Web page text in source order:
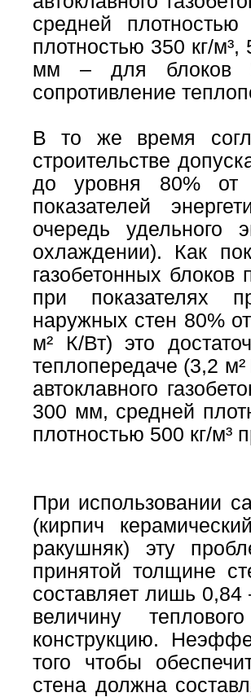
средней
плотностью 350 кг/
мм – для блоков
сопротивление
В то же время
строительстве
до уровня 80% от
показателей
очередь удельного
охлаждении). Как
газобетонных блоков
при показателях
наружных стен 80%
м² К/Вт) это
теплопередаче (3,2
автоклавного
300 мм, средней
плотностью 500 кг/
При использовании
(кирпич
ракушняк) эту
принятой толщине
составляет лишь 0,84
величину
конструкцию.
того чтобы
стена должна